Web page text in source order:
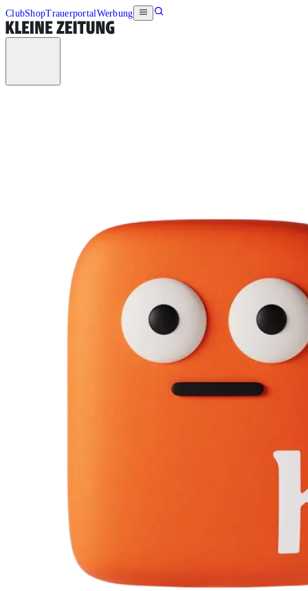
ClubShopTrauerportalWerbung